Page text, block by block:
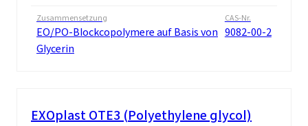
Zusammensetzung
EO/PO-Blockcopolymere auf Basis von
Glycerin
CAS-Nr.
9082-00-2
EXOplast OTE3 (Polyethylene glycol)